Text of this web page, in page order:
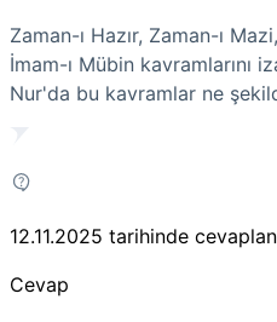
Zaman-ı Hazır, Zaman-ı
İmam-ı Mübin kavramlarını
Nur'da bu kavramlar ne
12.11.2025 tarihinde
Cevap